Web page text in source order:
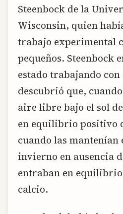
Steenbock de la
Wisconsin, quien
trabajo experimental
pequeños. Steenbock
estado trabajando
descubrió que,
aire libre bajo el sol
en equilibrio positivo
cuando las
invierno en ausencia
entraban en
calcio.